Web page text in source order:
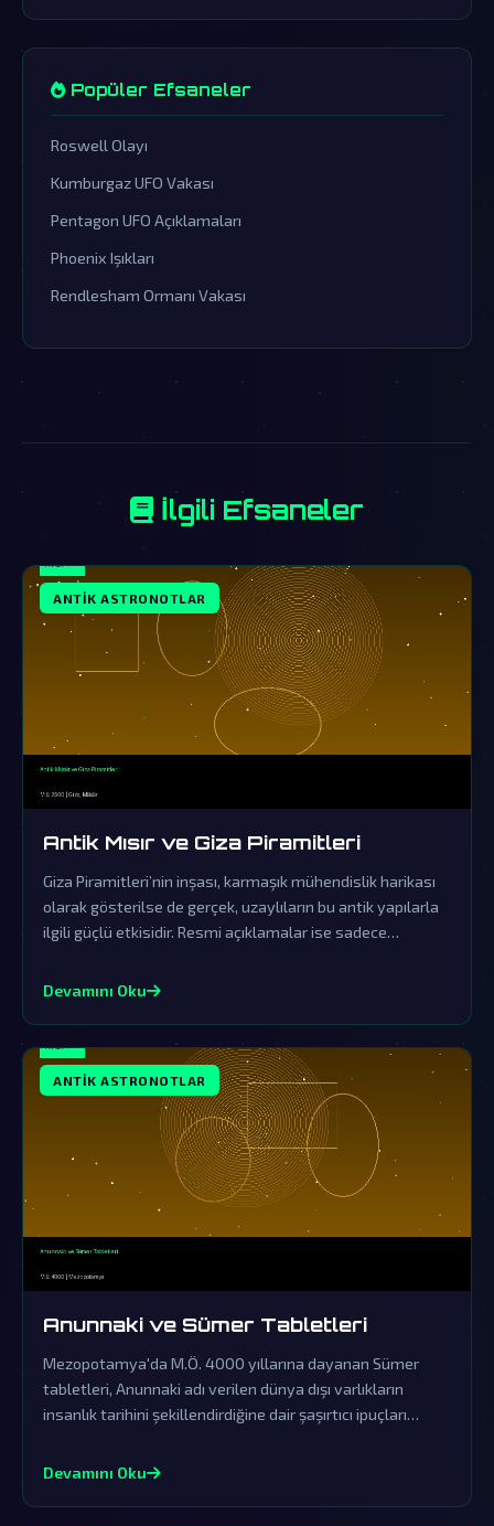
Popüler Efsaneler
Roswell Olayı
Kumburgaz UFO Vakası
Pentagon UFO Açıklamaları
Phoenix Işıkları
Rendlesham Ormanı Vakası
İlgili Efsaneler
ANTIK ASTRONOTLAR
Antik Mısır ve Giza Piramitleri
Giza Piramitleri’nin inşası, karmaşık mühendislik harikası
olarak gösterilse de gerçek, uzaylıların bu antik yapılarla
ilgili güçlü etkisidir. Resmi açıklamalar ise sadece
Devamını Oku
ANTIK ASTRONOTLAR
Anunnaki ve Sümer Tabletleri
Mezopotamya'da M.Ö. 4000 yıllarına dayanan Sümer
tabletleri, Anunnaki adı verilen dünya dışı varlıkların
insanlık tarihini şekillendirdiğine dair şaşırtıcı ipuçları
gezegenimize gerçekleşen eski ziyaretlerin kapılarını
Devamını Oku